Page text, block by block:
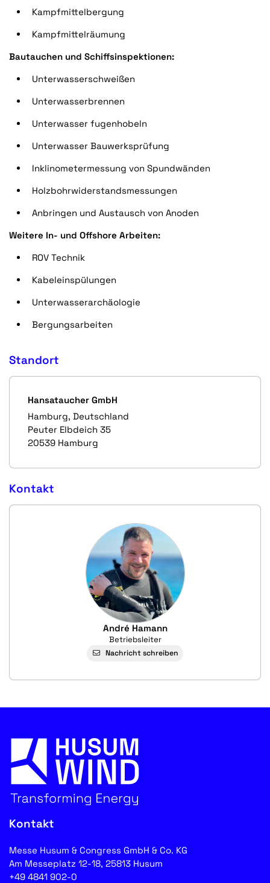
Kampfmittelbergung
Kampfmittelräumung
Bautauchen und Schiffsinspektionen:
Unterwasserschweißen
Unterwasserbrennen
Unterwasser fugenhobeln
Unterwasser Bauwerksprüfung
Inklinometermessung von Spundwänden
Holzbohrwiderstandsmessungen
Anbringen und Austausch von Anoden
Weitere In- und Offshore Arbeiten:
ROV Technik
Kabeleinspülungen
Unterwasserarchäologie
Bergungsarbeiten
Standort
Hansataucher GmbH
Hamburg, Deutschland
Peuter Elbdeich 35
20539 Hamburg
Kontakt
André Hamann
Betriebsleiter
Nachricht schreiben
Kontakt
Messe Husum & Congress GmbH & Co. KG
Am Messeplatz 12-18, 25813 Husum
+49 4841 902-0